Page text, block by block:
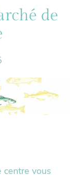
de
centre vous